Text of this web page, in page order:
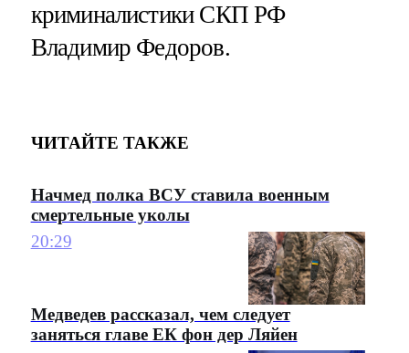
криминалистики СКП РФ
Владимир Федоров.
ЧИТАЙТЕ ТАКЖЕ
Начмед полка ВСУ ставила военным
смертельные уколы
20:29
Медведев рассказал, чем следует
заняться главе ЕК фон дер Ляйен